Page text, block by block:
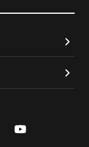
youtube